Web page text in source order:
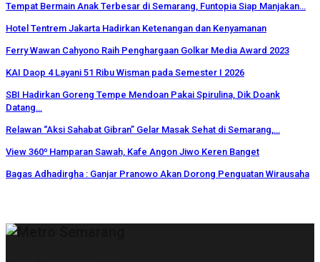
Tempat Bermain Anak Terbesar di Semarang, Funtopia Siap Manjakan…
Hotel Tentrem Jakarta Hadirkan Ketenangan dan Kenyamanan
Ferry Wawan Cahyono Raih Penghargaan Golkar Media Award 2023
KAI Daop 4 Layani 51 Ribu Wisman pada Semester I 2026
SBI Hadirkan Goreng Tempe Mendoan Pakai Spirulina, Dik Doank
Datang…
Relawan “Aksi Sahabat Gibran” Gelar Masak Sehat di Semarang,…
View 360⁰ Hamparan Sawah, Kafe Angon Jiwo Keren Banget
Bagas Adhadirgha : Ganjar Pranowo Akan Dorong Penguatan Wirausaha